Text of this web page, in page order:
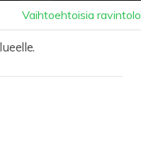
Vaihtoehtoisia